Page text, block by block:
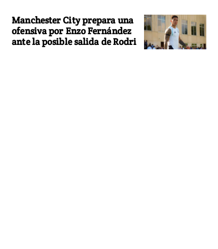
Manchester City prepara una
ofensiva por Enzo Fernández
ante la posible salida de Rodri